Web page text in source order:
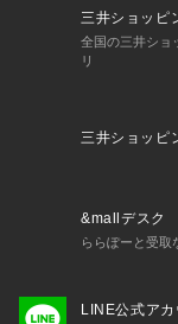
三井ショッピ
全国の三井ショ
リ
三井ショッピ
&mallデスク
ららぽーと受取
LINE公式アカ